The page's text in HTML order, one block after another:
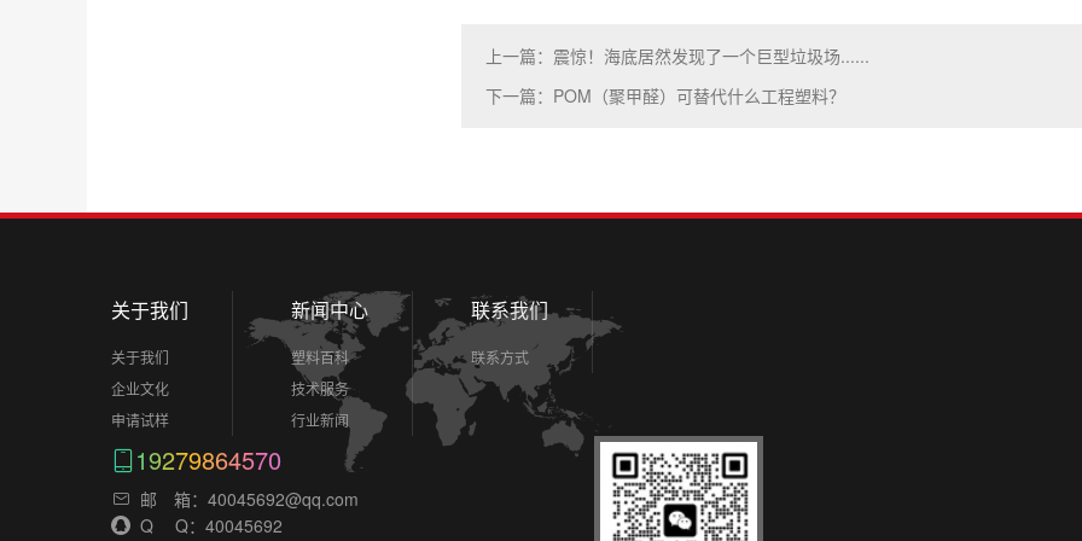
上一篇：震惊！海底居然发现了一个巨型垃圾场......
下一篇：POM（聚甲醛）可替代什么工程塑料？
关于我们
关于我们
企业文化
申请试样
新闻中心
塑料百科
技术服务
行业新闻
联系我们
联系方式
19279864570
邮 箱：40045692@qq.com
Q Q：40045692